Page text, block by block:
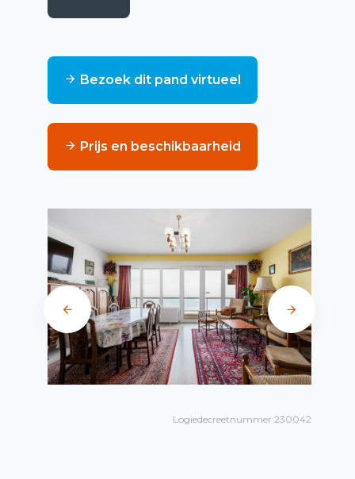
Bezoek dit pand virtueel
Prijs en beschikbaarheid
Logiedecreetnummer 230042